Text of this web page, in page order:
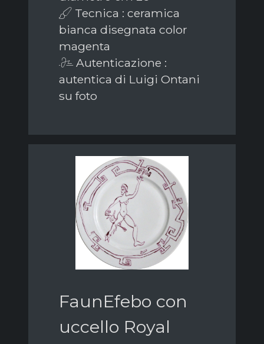
Tecnica : ceramica
bianca disegnata color
magenta
Autenticazione :
autentica di Luigi Ontani
su foto
FaunEfebo con
uccello Royal